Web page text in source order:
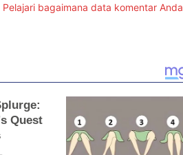
Pelajari bagaimana data komentar Anda